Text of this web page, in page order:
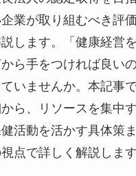
業が取り組むべき評
します。「健康経営
ら手をつければ良い
いませんか。本記事
から、リソースを集
健活動を活かす具体
視点で詳しく解説しま